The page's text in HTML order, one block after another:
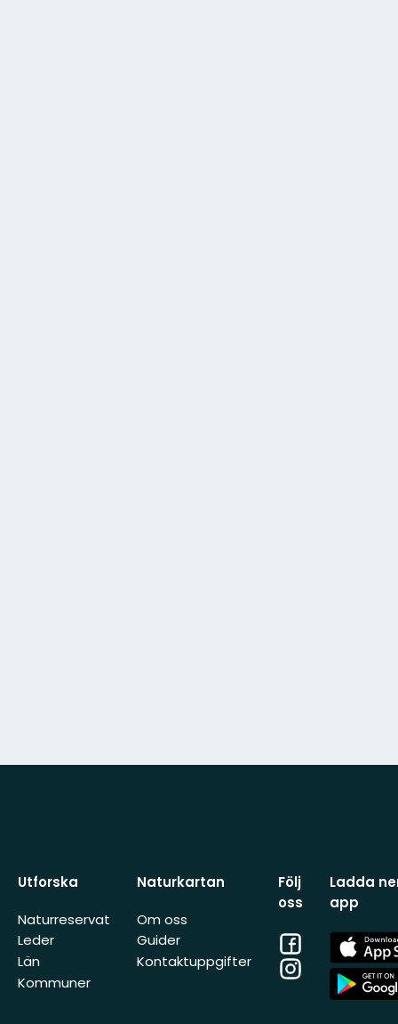
Utforska
Naturreservat
Leder
Län
Kommuner
Naturkartan
Om oss
Guider
Kontaktuppgifter
Följ
oss
Facebook
Instagram
Ladda
app
App
Store
App
Store